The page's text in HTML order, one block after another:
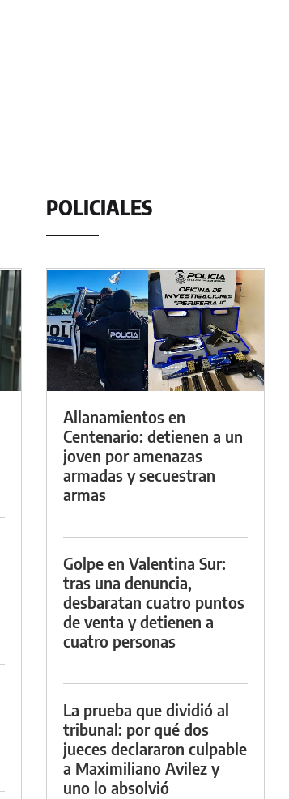
POLICIALES
Allanamientos en
Centenario: detienen a un
joven por amenazas
armadas y secuestran
armas
Golpe en Valentina Sur:
tras una denuncia,
desbaratan cuatro puntos
de venta y detienen a
cuatro personas
La prueba que dividió al
tribunal: por qué dos
jueces declararon culpable
a Maximiliano Avilez y
uno lo absolvió